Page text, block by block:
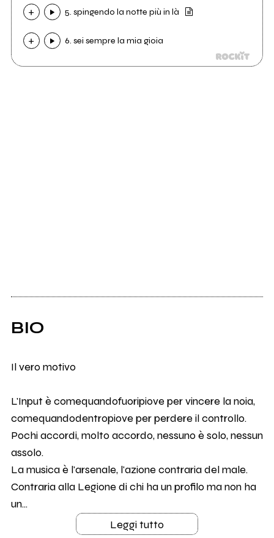
5. spingendo la notte più in là
6. sei sempre la mia gioia
BIO
Il vero motivo
L'Input è comequandofuoripiove per vincere la noia,
comequandodentropiove per perdere il controllo.
Pochi accordi, molto accordo, nessuno è solo, nessun
assolo.
La musica è l'arsenale, l'azione contraria del male.
Contraria alla Legione di chi ha un profilo ma non ha
un...
Leggi tutto